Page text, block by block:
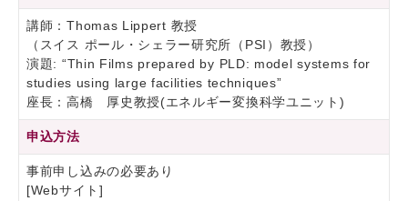
講師：Thomas Lippert 教授
（スイス ポール・シェラー研究所（PSI）教授）
演題: “Thin Films prepared by PLD: model systems for
studies using large facilities techniques”
座長：高橋 厚史教授(エネルギー変換科学ユニット)
申込方法
事前申し込みの必要あり
[Webサイト]